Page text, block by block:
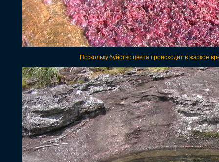
Поскольку буйство цвета происходит в жаркое